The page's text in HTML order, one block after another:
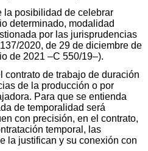
la posibilidad de celebrar
determinado, modalidad
por las jurisprudencias
2020, de 29 de diciembre de
de 2021 –C 550/19–).
contrato de trabajo de duración
de la producción o por
Para que se entienda
de temporalidad será
con precisión, en el contrato,
temporal, las
la justifican y su conexión con